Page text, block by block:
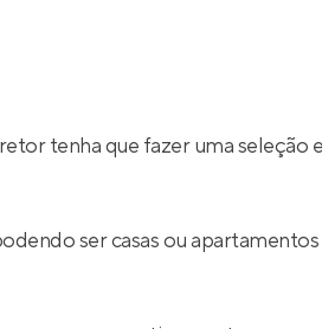
tenha que fazer uma seleção
ser casas ou apartamentos